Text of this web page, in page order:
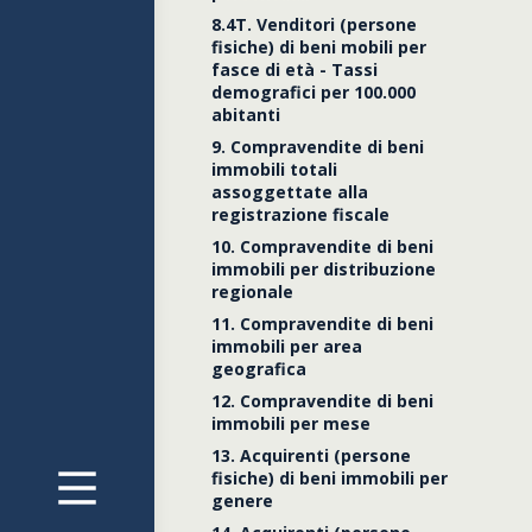
Dati
Mutui
8.4T. Venditori (persone
fisiche) di beni mobili per
fasce di età - Tassi
demografici per 100.000
abitanti
9. Compravendite di beni
immobili totali
assoggettate alla
registrazione fiscale
10. Compravendite di beni
immobili per distribuzione
regionale
11. Compravendite di beni
immobili per area
geografica
12. Compravendite di beni
immobili per mese
13. Acquirenti (persone
fisiche) di beni immobili per
genere